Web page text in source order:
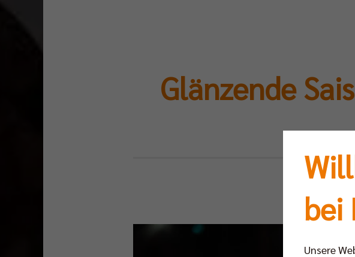
Glänzende
bei
Unsere